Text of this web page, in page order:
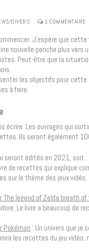
DIVERS 1 COMMENTAIRE
J’espère que cette
nouvelle penche plus vers
Peut-être que la
les objectifs pour cette
à faire.
écrire. Les ouvrages qui
Ils seront également
seront édités en 2021, soit :
de recettes qui explique
sur le thème des jeux
The legend of Zelda breath
Le livre a beaucoup de
Pokémon : Un univers que je
les recettes du jeu vidéo,